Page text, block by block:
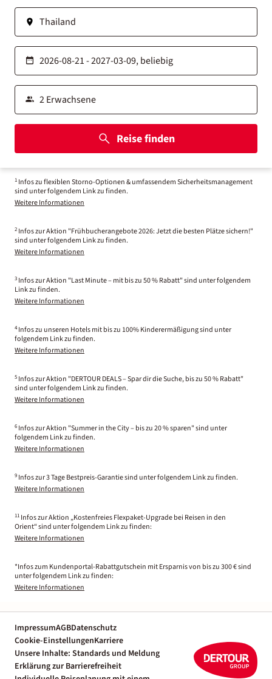
Reise finden
1 Infos zu flexiblen Storno-Optionen & umfassendem Sicherheitsmanagement
sind unter folgendem Link zu finden.
Weitere Informationen
2 Infos zur Aktion "Frühbucherangebote 2026: Jetzt die besten Plätze sichern!"
sind unter folgendem Link zu finden.
Weitere Informationen
3 Infos zur Aktion "Last Minute – mit bis zu 50 % Rabatt" sind unter folgendem
Link zu finden.
Weitere Informationen
4 Infos zu unseren Hotels mit bis zu 100% Kinderermäßigung sind unter
folgendem Link zu finden.
Weitere Informationen
5 Infos zur Aktion "DERTOUR DEALS – Spar dir die Suche, bis zu 50 % Rabatt"
sind unter folgendem Link zu finden.
Weitere Informationen
6 Infos zur Aktion "Summer in the City – bis zu 20 % sparen" sind unter
folgendem Link zu finden.
Weitere Informationen
9 Infos zur 3 Tage Bestpreis-Garantie sind unter folgendem Link zu finden.
Weitere Informationen
11 Infos zur Aktion „Kostenfreies Flexpaket-Upgrade bei Reisen in den
Orient“ sind unter folgendem Link zu finden:
Weitere Informationen
*Infos zum Kundenportal-Rabattgutschein mit Ersparnis von bis zu 300 € sind
unter folgendem Link zu finden:
Weitere Informationen
ImpressumAGBDatenschutz
Cookie-EinstellungenKarriere
Unsere Inhalte: Standards und Meldung
Erklärung zur Barrierefreiheit